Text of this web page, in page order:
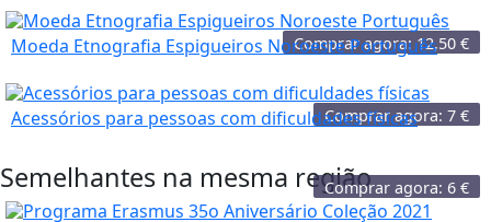
Comprar agora:12,50 €
Comprar agora: 7 €
Moeda Etnografia Espigueiros Noroeste Português
Comprar agora: 6 €
Acessórios para pessoas com dificuldades físicas
Semelhantes na mesma região